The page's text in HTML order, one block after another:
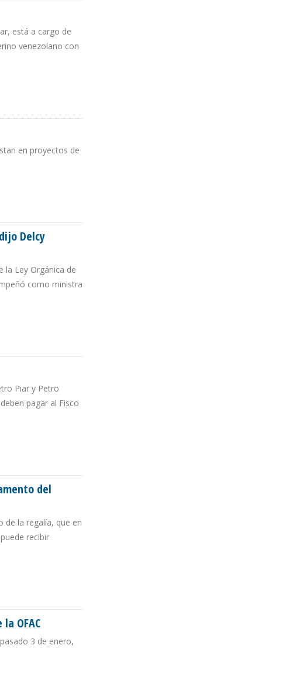
está a cargo de
venezolano con
en proyectos de
Delcy
la Ley Orgánica de
como ministra
Piar y Petro
pagar al Fisco
del
de la regalía, que en
recibir
OFAC
3 de enero,